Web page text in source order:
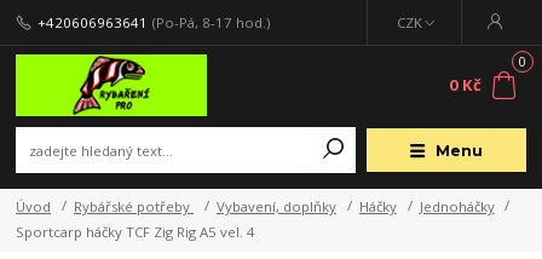
Menu
CZK
+420606963641 (Po-Pá, 8-17 hod.)
0
0 Kč
Úvod Rybářské potřeby Vybavení, doplňky Háčky
Jednoháčky
Sportcarp háčky TCF Zig Rig A5 vel. 4